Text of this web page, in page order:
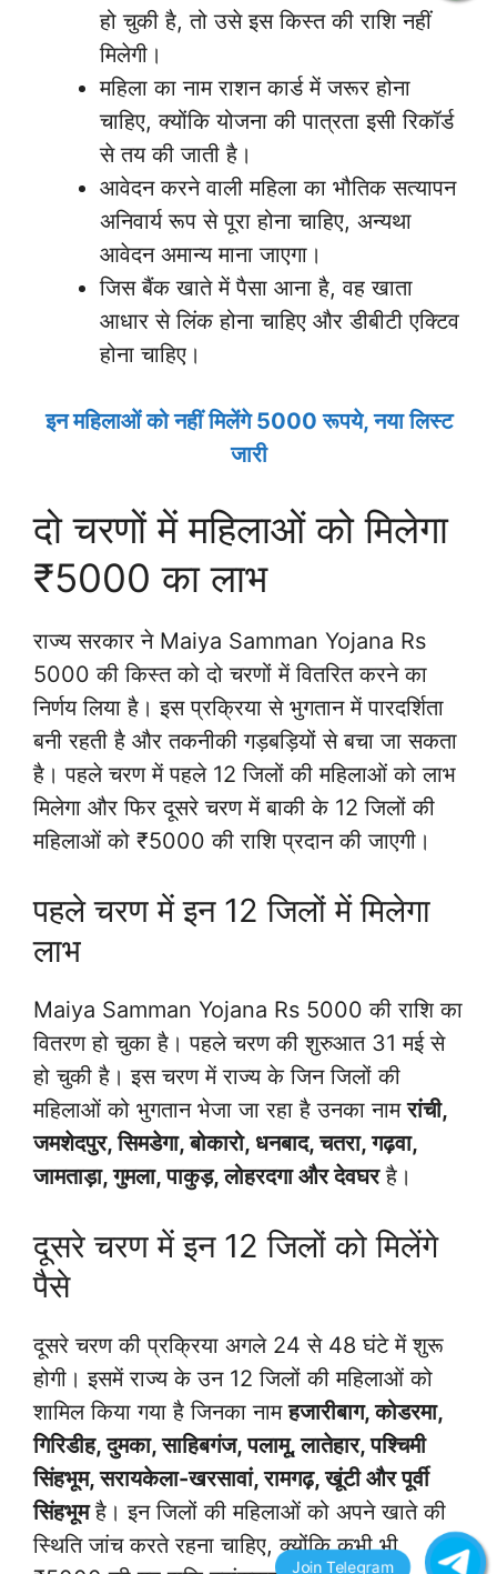
हो चुकी है, तो उसे इस किस्त की राशि नहीं
मिलेगी।
महिला का नाम राशन कार्ड में जरूर होना
चाहिए, क्योंकि योजना की पात्रता इसी रिकॉर्ड
से तय की जाती है।
आवेदन करने वाली महिला का भौतिक सत्यापन
अनिवार्य रूप से पूरा होना चाहिए, अन्यथा
आवेदन अमान्य माना जाएगा।
जिस बैंक खाते में पैसा आना है, वह खाता
आधार से लिंक होना चाहिए और डीबीटी एक्टिव
होना चाहिए।
इन महिलाओं को नहीं मिलेंगे 5000 रूपये, नया लिस्ट
जारी
दो चरणों में महिलाओं को मिलेगा
₹5000 का लाभ
राज्य सरकार ने Maiya Samman Yojana Rs
5000 की किस्त को दो चरणों में वितरित करने का
निर्णय लिया है। इस प्रक्रिया से भुगतान में पारदर्शिता
बनी रहती है और तकनीकी गड़बड़ियों से बचा जा सकता
है। पहले चरण में पहले 12 जिलों की महिलाओं को लाभ
मिलेगा और फिर दूसरे चरण में बाकी के 12 जिलों की
महिलाओं को ₹5000 की राशि प्रदान की जाएगी।
पहले चरण में इन 12 जिलों में मिलेगा
लाभ
Maiya Samman Yojana Rs 5000 की राशि का
वितरण हो चुका है। पहले चरण की शुरुआत 31 मई से
हो चुकी है। इस चरण में राज्य के जिन जिलों की
महिलाओं को भुगतान भेजा जा रहा है उनका नामरांची,
जमशेदपुर, सिमडेगा, बोकारो, धनबाद, चतरा, गढ़वा,
जामताड़ा, गुमला, पाकुड़, लोहरदगाऔर देवघरहै।
दूसरे चरण में इन 12 जिलों को मिलेंगे
पैसे
दूसरे चरण की प्रक्रिया अगले 24 से 48 घंटे में शुरू
होगी। इसमें राज्य के उन 12 जिलों की महिलाओं को
शामिल किया गया है जिनका नामहजारीबाग, कोडरमा,
गिरिडीह, दुमका, साहिबगंज, पलामू, लातेहार, पश्चिमी
सिंहभूम, सरायकेला-खरसावां, रामगढ़, खूंटी और पूर्वी
सिंहभूमहै। इन जिलों की महिलाओं को अपने खाते की
स्थिति जांच करते रहना चाहिए, क्योंकि कभी भी